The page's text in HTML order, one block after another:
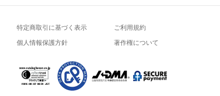
特定商取引に基づく表示 ご利用規約
個人情報保護方針 著作権について